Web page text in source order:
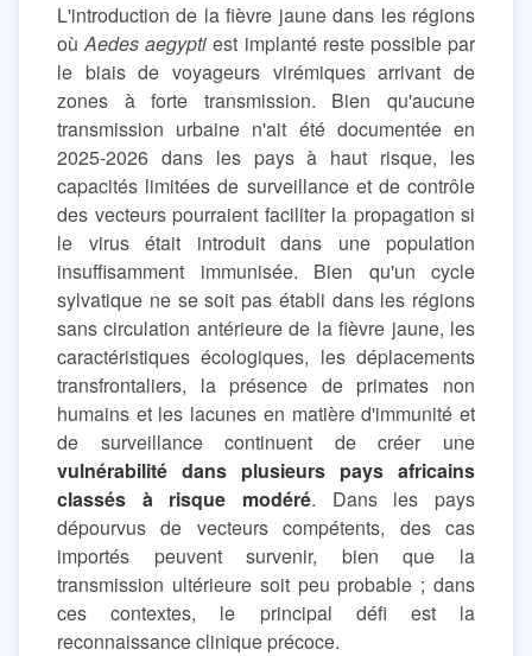
L'introduction de la fièvre jaune dans les régions
oùAedes aegypti est implanté reste possible par
le biais de voyageurs virémiques arrivant de
zones à forte transmission. Bien qu'aucune
transmission urbaine n'ait été documentée en
2025-2026 dans les pays à haut risque, les
capacités limitées de surveillance et de contrôle
des vecteurs pourraient faciliter la propagation si
le virus était introduit dans une population
insuffisamment immunisée. Bien qu'un cycle
sylvatique ne se soit pas établi dans les régions
sans circulation antérieure de la fièvre jaune, les
caractéristiques écologiques, les déplacements
transfrontaliers, la présence de primates non
humains et les lacunes en matière d'immunité et
de surveillance continuent de créer une
vulnérabilité dans plusieurs pays africains
classés à risque modéré. Dans les pays
dépourvus de vecteurs compétents, des cas
importés peuvent survenir, bien que la
transmission ultérieure soit peu probable ; dans
ces contextes, le principal défi est la
reconnaissance clinique précoce.